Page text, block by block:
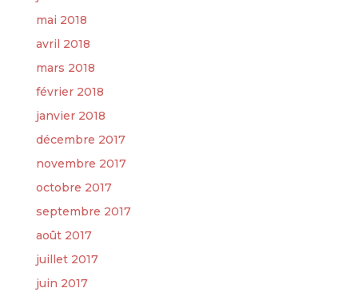
mai 2018
avril 2018
mars 2018
février 2018
janvier 2018
décembre 2017
novembre 2017
octobre 2017
septembre 2017
août 2017
juillet 2017
juin 2017